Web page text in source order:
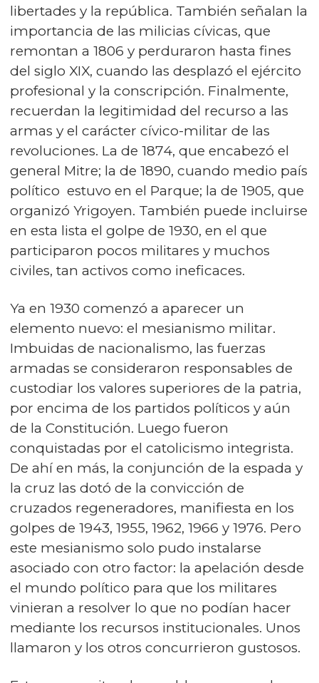
libertades y la república. También señalan la
importancia de las milicias cívicas, que
remontan a 1806 y perduraron hasta fines
del siglo XIX, cuando las desplazó el ejército
profesional y la conscripción. Finalmente,
recuerdan la legitimidad del recurso a las
armas y el carácter cívico-militar de las
revoluciones. La de 1874, que encabezó el
general Mitre; la de 1890, cuando medio país
político estuvo en el Parque; la de 1905, que
organizó Yrigoyen. También puede incluirse
en esta lista el golpe de 1930, en el que
participaron pocos militares y muchos
civiles, tan activos como ineficaces.
Ya en 1930 comenzó a aparecer un
elemento nuevo: el mesianismo militar.
Imbuidas de nacionalismo, las fuerzas
armadas se consideraron responsables de
custodiar los valores superiores de la patria,
por encima de los partidos políticos y aún
de la Constitución. Luego fueron
conquistadas por el catolicismo integrista.
De ahí en más, la conjunción de la espada y
la cruz las dotó de la convicción de
cruzados regeneradores, manifiesta en los
golpes de 1943, 1955, 1962, 1966 y 1976. Pero
este mesianismo solo pudo instalarse
asociado con otro factor: la apelación desde
el mundo político para que los militares
vinieran a resolver lo que no podían hacer
mediante los recursos institucionales. Unos
llamaron y los otros concurrieron gustosos.